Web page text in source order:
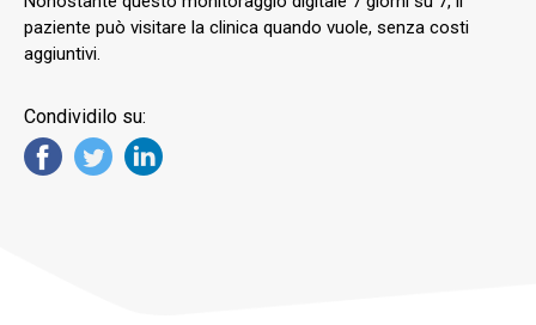
paziente può visitare la clinica quando vuole, senza costi
aggiuntivi.
Condividilo su: